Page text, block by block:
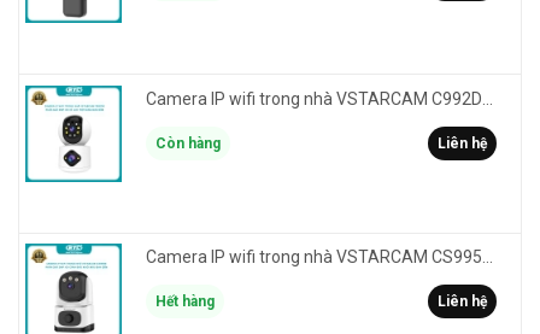
Còn hàng Liên hệ
Hết hàng Liên hệ